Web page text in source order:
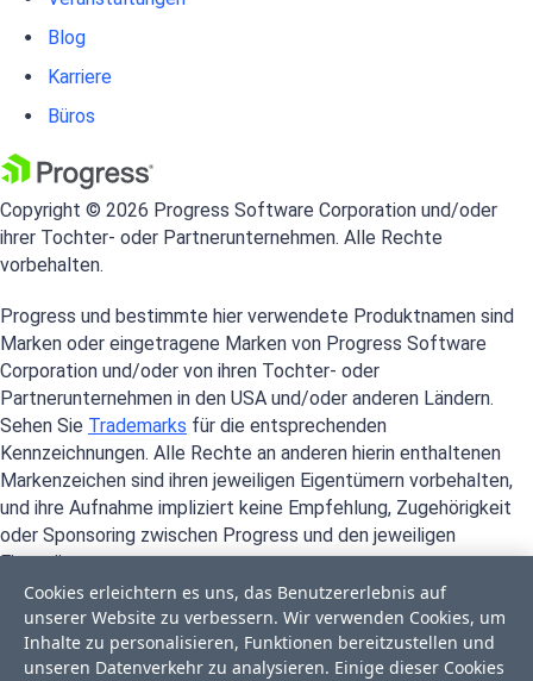
Blog
Karriere
Büros
Copyright © 2026 Progress Software Corporation und/oder
ihrer Tochter- oder Partnerunternehmen. Alle Rechte
vorbehalten.
Progress und bestimmte hier verwendete Produktnamen sind
Marken oder eingetragene Marken von Progress Software
Corporation und/oder von ihren Tochter- oder
Partnerunternehmen in den USA und/oder anderen Ländern.
Sehen Sie Trademarks für die entsprechenden
Kennzeichnungen. Alle Rechte an anderen hierin enthaltenen
Markenzeichen sind ihren jeweiligen Eigentümern vorbehalten,
und ihre Aufnahme impliziert keine Empfehlung, Zugehörigkeit
oder Sponsoring zwischen Progress und den jeweiligen
Eigentümern.
Cookies erleichtern es uns, das Benutzererlebnis auf
unserer Website zu verbessern. Wir verwenden Cookies, um
Inhalte zu personalisieren, Funktionen bereitzustellen und
unseren Datenverkehr zu analysieren. Einige dieser Cookies